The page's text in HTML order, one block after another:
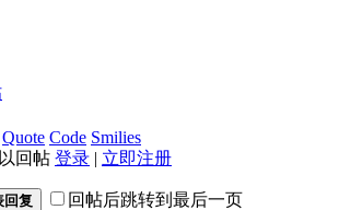
Quote Code Smilies
回帖 登录 | 立即注册
回复 回帖后跳转到最后一页